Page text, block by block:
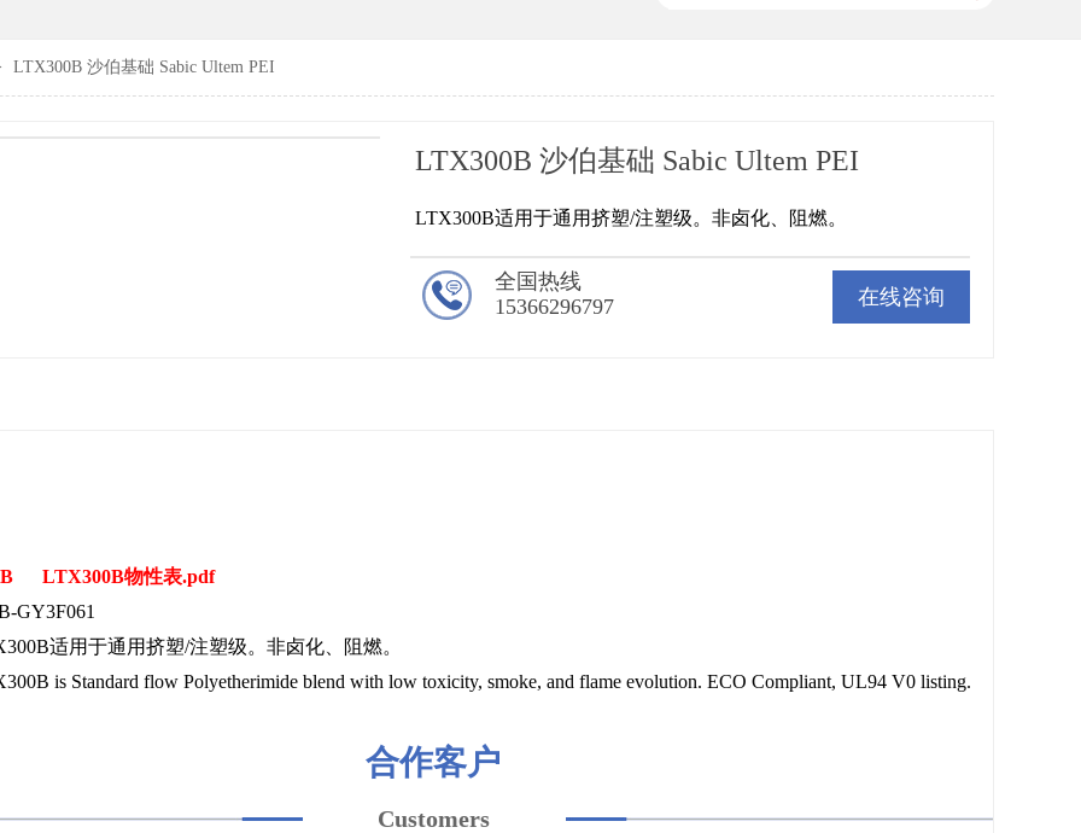
LTX300B 沙伯基础 Sabic Ultem PEI
LTX300B 沙伯基础 Sabic Ultem PEI
LTX300B适用于通用挤塑/注塑级。非卤化、阻燃。
在线咨询
全国热线
15366296797
LTX300B物性表.pdf
GY3F061
适用于通用挤塑/注塑级。非卤化、阻燃。
is Standard flow Polyetherimide blend with low toxicity, smoke, and flame evolution. ECO Compliant, UL94 V0 listing.
合作客户
Customers